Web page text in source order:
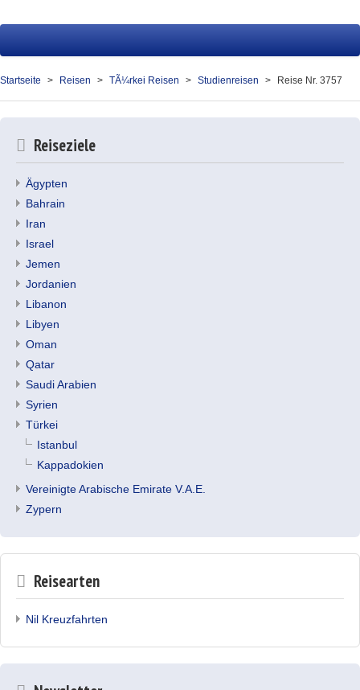
Service
Kontakt
Startseite Reisen TÃ¼rkei Reisen Studienreisen Reise Nr. 3757
Reiseziele
Ägypten
Bahrain
Iran
Israel
Jemen
Jordanien
Libanon
Libyen
Oman
Qatar
Saudi Arabien
Syrien
Türkei
Istanbul
Kappadokien
Vereinigte Arabische Emirate V.A.E.
Zypern
Reisearten
Nil Kreuzfahrten